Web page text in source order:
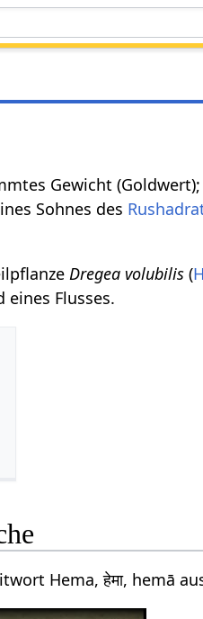
Gewicht
Sohnes des
Dregea volubilis (
eines Flusses.
Hema, हेमा, hemā